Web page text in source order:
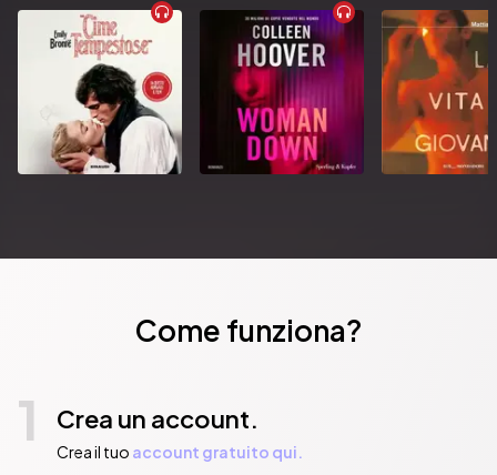
Come funziona?
1 Crea un account.
Crea il tuo account gratuito qui.